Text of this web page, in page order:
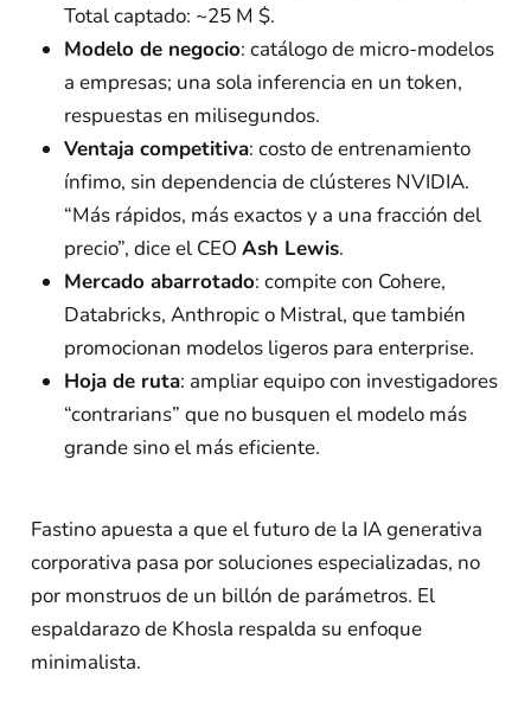
Total captado: ~25 M $.
Modelo de negocio: catálogo de micro-modelos
a empresas; una sola inferencia en un token,
respuestas en milisegundos.
Ventaja competitiva: costo de entrenamiento
ínfimo, sin dependencia de clústeres NVIDIA.
“Más rápidos, más exactos y a una fracción del
precio”, dice el CEO Ash Lewis.
Mercado abarrotado: compite con Cohere,
Databricks, Anthropic o Mistral, que también
promocionan modelos ligeros para enterprise.
Hoja de ruta: ampliar equipo con investigadores
“contrarians” que no busquen el modelo más
grande sino el más eficiente.
Fastino apuesta a que el futuro de la IA generativa
corporativa pasa por soluciones especializadas, no
por monstruos de un billón de parámetros. El
espaldarazo de Khosla respalda su enfoque
minimalista.